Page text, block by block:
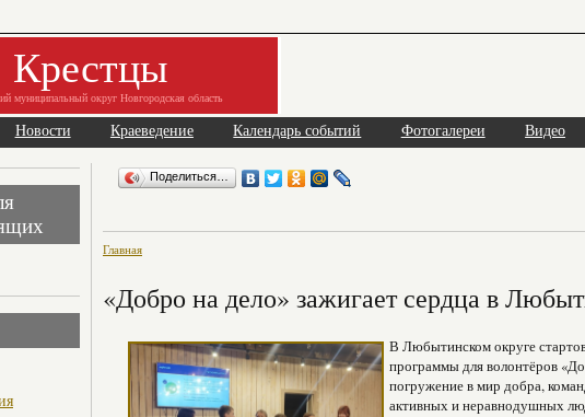
Крестцы
муниципальный округ Новгородская область
Новости Краеведение Календарь событий Фотогалереи Видео
Поделиться…
Главная
«Добро на дело» зажигает сердца в
В Любытинском округе
программы для волонтёров
погружение в мир добра,
активных и неравнодушных